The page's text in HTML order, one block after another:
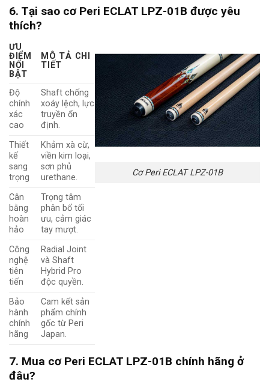
6. Tại sao cơ Peri ECLAT LPZ-01B được yêu
thích?
ƯU
ĐIỂM
NỔI
BẬT
MÔ TẢ CHI
TIẾT
Độ
chính
xác
cao
Shaft chống
xoáy lệch, lực
truyền ổn
định.
Thiết
kế
sang
trọng
Khảm xà cừ,
viền kim loại,
sơn phủ
urethane.
Cân
bằng
hoàn
hảo
Trọng tâm
phân bổ tối
ưu, cảm giác
tay mượt.
Công
nghệ
tiên
tiến
Radial Joint
và Shaft
Hybrid Pro
độc quyền.
Bảo
hành
chính
hãng
Cam kết sản
phẩm chính
gốc từ Peri
Japan.
Cơ Peri ECLAT LPZ-01B
7. Mua cơ Peri ECLAT LPZ-01B chính hãng ở
đâu?